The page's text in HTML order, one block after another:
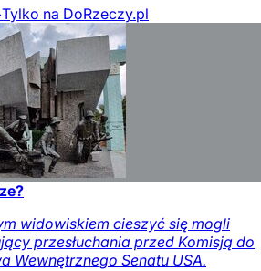
Tylko na DoRzeczy.pl
widowiskiem cieszyć się mogli
przesłuchania przed Komisją do
Wewnętrznego Senatu USA.